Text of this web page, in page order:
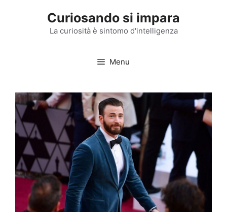
Curiosando si impara
La curiosità è sintomo d'intelligenza
Menu